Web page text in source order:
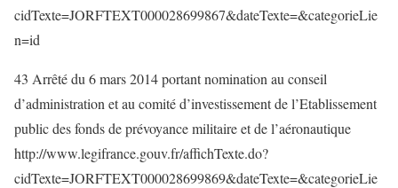
cidTexte=JORFTEXT000028699867&dateTexte=&categorieLie
n=id
43 Arrêté du 6 mars 2014 portant nomination au conseil
d’administration et au comité d’investissement de l’Etablissement
public des fonds de prévoyance militaire et de l’aéronautique
http://www.legifrance.gouv.fr/affichTexte.do?
cidTexte=JORFTEXT000028699869&dateTexte=&categorieLie